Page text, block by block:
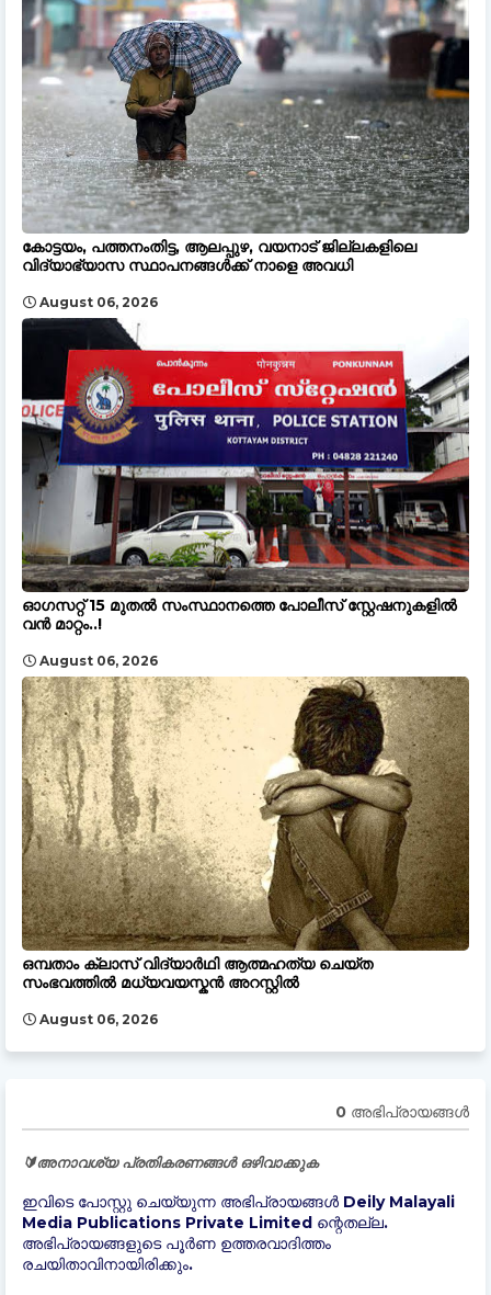
കോട്ടയം, പത്തനംതിട്ട, ആലപ്പുഴ, വയനാട് ജില്ലകളിലെ
വിദ്യാഭ്യാസ സ്ഥാപനങ്ങൾക്ക് നാളെ അവധി
August 06, 2026
ഓഗസറ്റ് 15 മുതല്‍ സംസ്ഥാനത്തെ പോലീസ് സ്റ്റേഷനുകളിൽ
വൻ മാറ്റം..!
August 06, 2026
ഒമ്പതാം ക്ലാസ് വിദ്യാർഥി ആത്മഹത്യ ചെയ്ത
സംഭവത്തിൽ മധ്യവയസ്കൻ അറസ്റ്റിൽ
August 06, 2026
0 അഭിപ്രായങ്ങള്‍
🔰അനാവശ്യ പ്രതികരണങ്ങൾ ഒഴിവാക്കുക
ഇവിടെ പോസ്റ്റു ചെയ്യുന്ന അഭിപ്രായങ്ങൾ Deily Malayali
Media Publications Private Limited ന്റെതല്ല.
അഭിപ്രായങ്ങളുടെ പൂർണ ഉത്തരവാദിത്തം
രചയിതാവിനായിരിക്കും.